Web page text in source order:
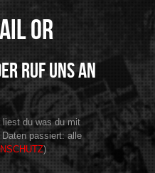
or
ruf uns an
liest du was du mit
passiert: alle
)